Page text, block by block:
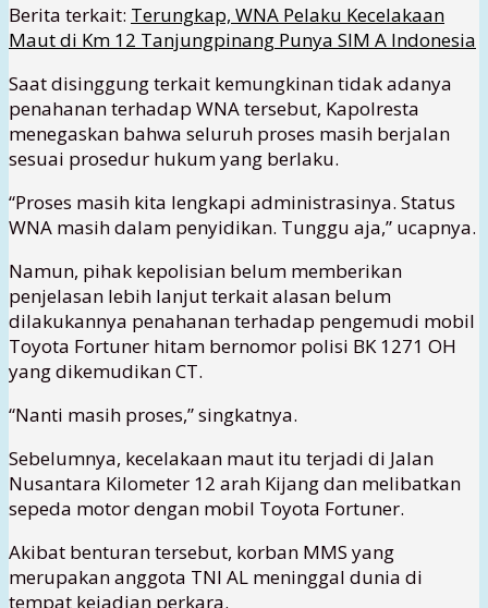
Berita terkait: Terungkap, WNA Pelaku Kecelakaan
Maut di Km 12 Tanjungpinang Punya SIM A Indonesia
Saat disinggung terkait kemungkinan tidak adanya
penahanan terhadap WNA tersebut, Kapolresta
menegaskan bahwa seluruh proses masih berjalan
sesuai prosedur hukum yang berlaku.
“Proses masih kita lengkapi administrasinya. Status
WNA masih dalam penyidikan. Tunggu aja,” ucapnya.
Namun, pihak kepolisian belum memberikan
penjelasan lebih lanjut terkait alasan belum
dilakukannya penahanan terhadap pengemudi mobil
Toyota Fortuner hitam bernomor polisi BK 1271 OH
yang dikemudikan CT.
“Nanti masih proses,” singkatnya.
Sebelumnya, kecelakaan maut itu terjadi di Jalan
Nusantara Kilometer 12 arah Kijang dan melibatkan
sepeda motor dengan mobil Toyota Fortuner.
Akibat benturan tersebut, korban MMS yang
merupakan anggota TNI AL meninggal dunia di
tempat kejadian perkara.